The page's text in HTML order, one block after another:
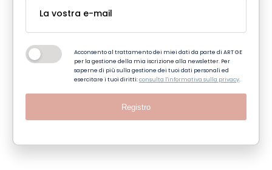
Acconsento al trattamento dei miei dati da parte di ART GE
per la gestione della mia iscrizione alla newsletter. Per
saperne di più sulla gestione dei tuoi dati personali ed
esercitare i tuoi diritti:consulta l'informativa sulla privacy.
Registro